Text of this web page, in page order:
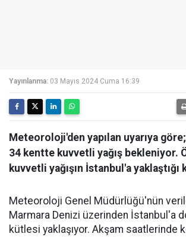
Yayınlanma: 03 Mayıs 2024 Cuma 16:39
Meteoroloji'den yapılan uyarıya
34 kentte kuvvetli yağış bekleniyor.
kuvvetli yağışın İstanbul'a yaklaştığı
Meteoroloji Genel Müdürlüğü'nün
Marmara Denizi üzerinden İstanbul'a
kütlesi yaklaşıyor. Akşam saatlerinde